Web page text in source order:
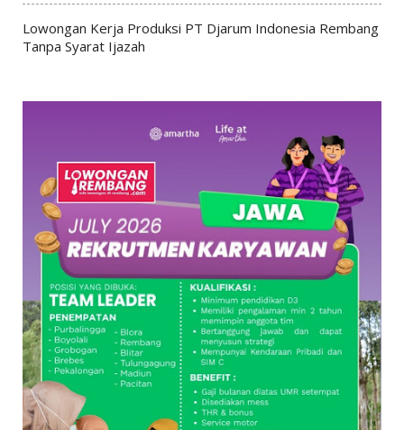
Lowongan Kerja Produksi PT Djarum Indonesia Rembang
Tanpa Syarat Ijazah